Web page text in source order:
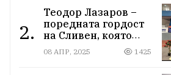
2.
Теодор Лазаров –
поредната гордост
на Сливен, която
лети към бъдещето
08 АПР, 2025 1425